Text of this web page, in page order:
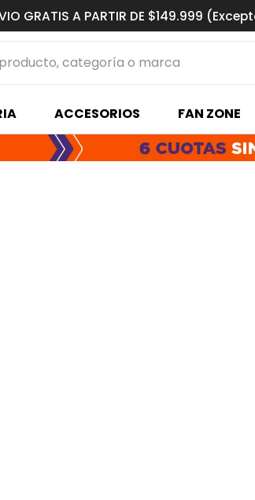
GRATIS A PARTIR DE $149.999
categoría o marca
ACCESORIOS FAN ZONE